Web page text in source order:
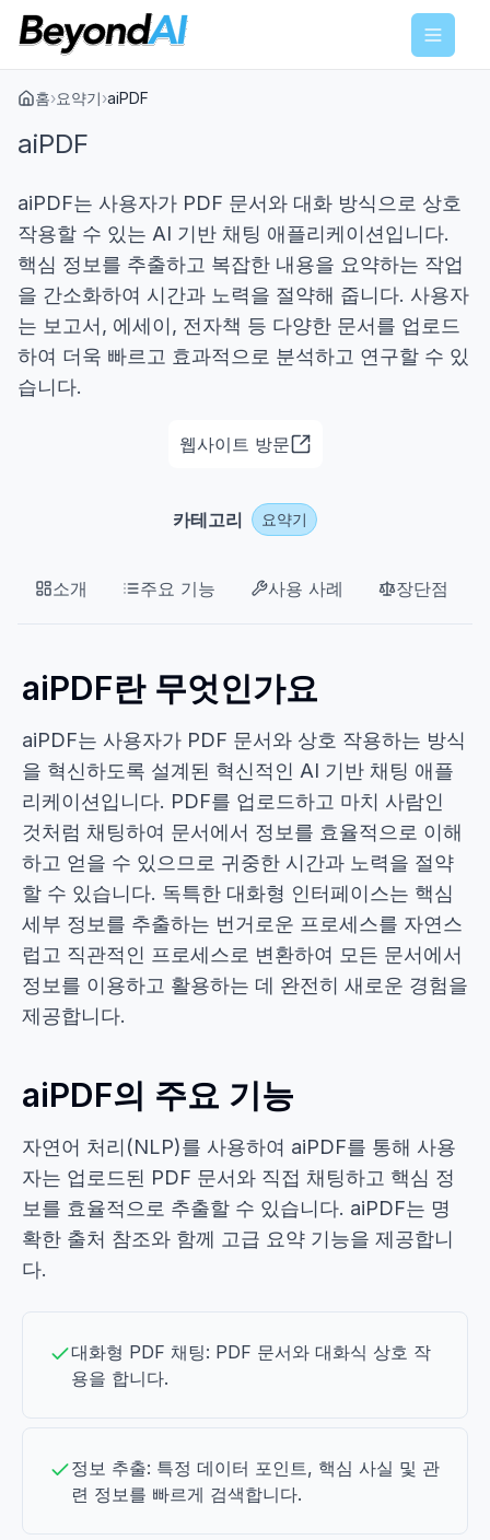
Menu
홈›요약기›aiPDF
aiPDF
aiPDF는 사용자가 PDF 문서와 대화 방식으로 상호
작용할 수 있는 AI 기반 채팅 애플리케이션입니다.
핵심 정보를 추출하고 복잡한 내용을 요약하는 작업
을 간소화하여 시간과 노력을 절약해 줍니다. 사용자
는 보고서, 에세이, 전자책 등 다양한 문서를 업로드
하여 더욱 빠르고 효과적으로 분석하고 연구할 수 있
습니다.
웹사이트 방문
카테고리 요약기
소개 주요 기능 사용 사례 장단점
aiPDF란 무엇인가요
aiPDF는 사용자가 PDF 문서와 상호 작용하는 방식
을 혁신하도록 설계된 혁신적인 AI 기반 채팅 애플
리케이션입니다. PDF를 업로드하고 마치 사람인
것처럼 채팅하여 문서에서 정보를 효율적으로 이해
하고 얻을 수 있으므로 귀중한 시간과 노력을 절약
할 수 있습니다. 독특한 대화형 인터페이스는 핵심
세부 정보를 추출하는 번거로운 프로세스를 자연스
럽고 직관적인 프로세스로 변환하여 모든 문서에서
정보를 이용하고 활용하는 데 완전히 새로운 경험을
제공합니다.
aiPDF의 주요 기능
자연어 처리(NLP)를 사용하여 aiPDF를 통해 사용
자는 업로드된 PDF 문서와 직접 채팅하고 핵심 정
보를 효율적으로 추출할 수 있습니다. aiPDF는 명
확한 출처 참조와 함께 고급 요약 기능을 제공합니
다.
대화형 PDF 채팅: PDF 문서와 대화식 상호 작
용을 합니다.
정보 추출: 특정 데이터 포인트, 핵심 사실 및 관
련 정보를 빠르게 검색합니다.